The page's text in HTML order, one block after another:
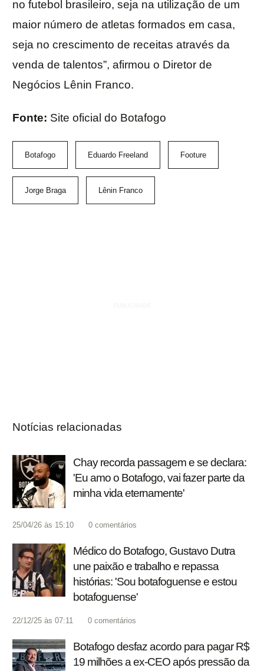
no futebol brasileiro, seja na utilização de um
maior número de atletas formados em casa,
seja no crescimento de receitas através da
venda de talentos”, afirmou o Diretor de
Negócios Lênin Franco.
Fonte: Site oficial do Botafogo
Botafogo Eduardo Freeland Footure
Jorge Braga Lênin Franco
Notícias relacionadas
Chay recorda passagem e se declara:
'Eu amo o Botafogo, vai fazer parte da
minha vida eternamente'
25/04/26 às 15:10 0 comentários
Médico do Botafogo, Gustavo Dutra
une paixão e trabalho e repassa
histórias: 'Sou botafoguense e estou
botafoguense'
22/12/25 às 07:11 0 comentários
Botafogo desfaz acordo para pagar R$
19 milhões a ex-CEO após pressão da